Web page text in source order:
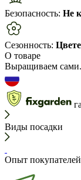
Безопасность: Не
Сезонность:
О товаре
Выращиваем
Виды посадки
Опыт покупателей